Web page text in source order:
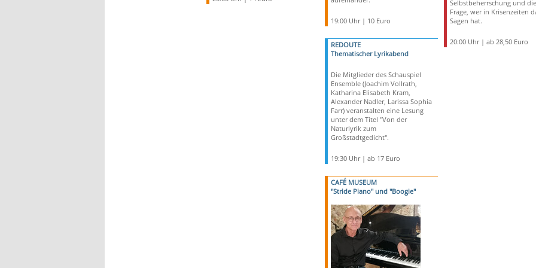
19:00 Uhr | 10 Euro
REDOUTE
Thematischer Lyrikabend
Die Mitglieder des Schauspiel
Ensemble (Joachim Vollrath,
Katharina Elisabeth Kram,
Alexander Nadler, Larissa Sophia
Farr) veranstalten eine Lesung
unter dem Titel "Von der
Naturlyrik zum
Großstadtgedicht".
19:30 Uhr | ab 17 Euro
CAFÉ MUSEUM
"Stride Piano" und "Boogie"
Selbstbeherrschung und die
Frage, wer in Krisenzeiten
Sagen hat.
20:00 Uhr | ab 28,50 Euro